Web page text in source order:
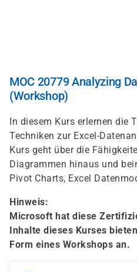
MOC 20779 Analyzing
(Workshop)
In diesem Kurs erlernen die
Techniken zur Excel-
Kurs geht über die
Diagrammen hinaus und
Pivot Charts, Excel
Hinweis:
Microsoft hat diese
Inhalte dieses Kurses
Form eines Workshops an.